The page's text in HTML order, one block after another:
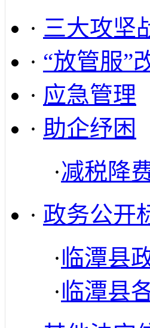
· 三大攻坚
· “放管服”
· 应急管理
· 助企纾困
·减税降
· 政务公开
·临潭县
·临潭县